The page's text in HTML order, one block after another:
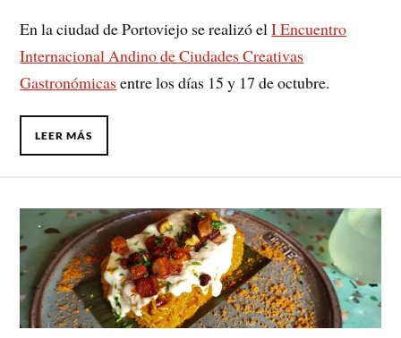
En la ciudad de Portoviejo se realizó elI Encuentro
Internacional Andino de Ciudades Creativas
Gastronómicas entre los días 15 y 17 de octubre.
LEER MÁS